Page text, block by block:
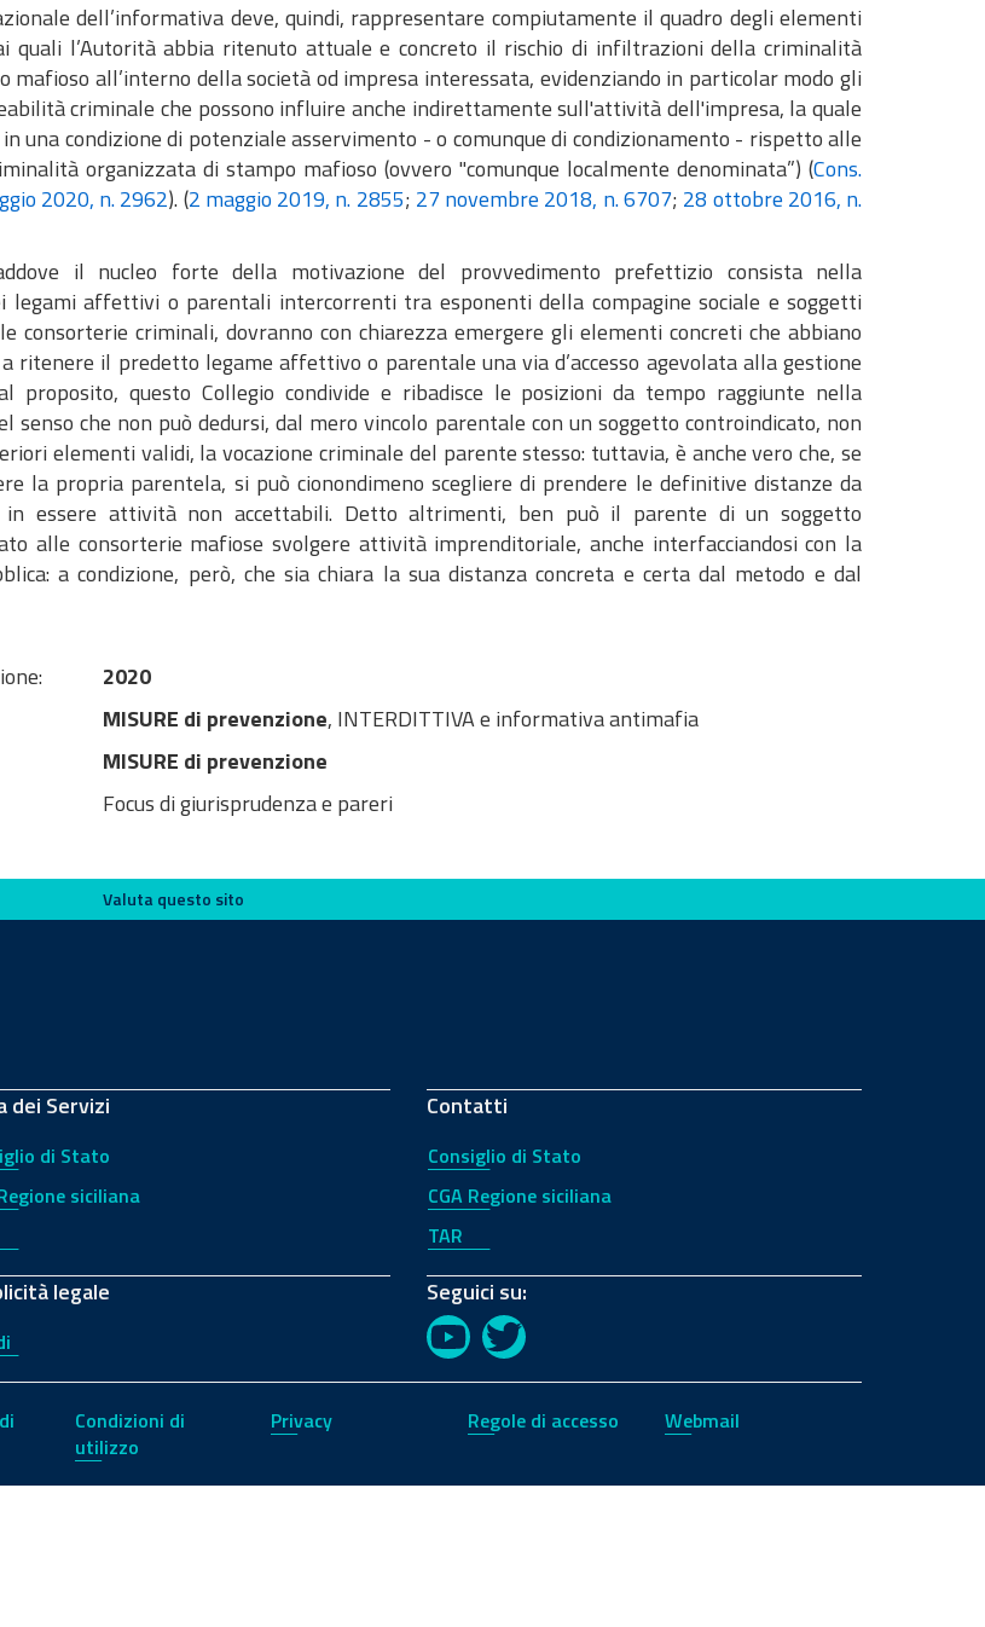
dell’informativa deve, quindi, rappresentare compiutamente il quadro degli elementi
quali l’Autorità abbia ritenuto attuale e concreto il rischio di infiltrazioni della criminalità
mafioso all’interno della società od impresa interessata, evidenziando in particolar modo gli
criminale che possono influire anche indirettamente sull'attività dell'impresa, la quale
una condizione di potenziale asservimento - o comunque di condizionamento - rispetto alle
organizzata di stampo mafioso (ovvero "comunque localmente denominata”) (Cons.
2020, n. 2962). (2 maggio 2019, n. 2855; 27 novembre 2018, n. 6707; 28 ottobre 2016, n.
il nucleo forte della motivazione del provvedimento prefettizio consista nella
legami affettivi o parentali intercorrenti tra esponenti della compagine sociale e soggetti
consorterie criminali, dovranno con chiarezza emergere gli elementi concreti che abbiano
ritenere il predetto legame affettivo o parentale una via d’accesso agevolata alla gestione
proposito, questo Collegio condivide e ribadisce le posizioni da tempo raggiunte nella
senso che non può dedursi, dal mero vincolo parentale con un soggetto controindicato, non
elementi validi, la vocazione criminale del parente stesso: tuttavia, è anche vero che, se
la propria parentela, si può cionondimeno scegliere di prendere le definitive distanze da
in essere attività non accettabili. Detto altrimenti, ben può il parente di un soggetto
alle consorterie mafiose svolgere attività imprenditoriale, anche interfacciandosi con la
a condizione, però, che sia chiara la sua distanza concreta e certa dal metodo e dal
2020
MISURE di prevenzione, INTERDITTIVA e informativa antimafia
MISURE di prevenzione
Focus di giurisprudenza e pareri
Valuta questo sito
dei Servizi
di Stato
siciliana
legale
Contatti
Consiglio di Stato
CGA Regione siciliana
TAR
Seguici su:
YouTubeTwitter
Condizioni di
utilizzo
Privacy Regole di accesso Webmail